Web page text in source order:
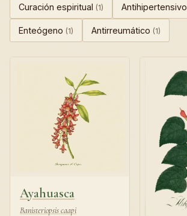
Curación espiritual (1) Antihipertensivo
Enteógeno (1) Antirreumático (1)
Ayahuasca
Banisteriopsis caapi